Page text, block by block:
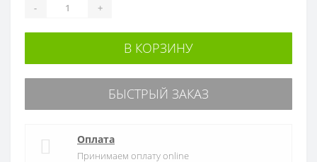
- +
В КОРЗИНУ
БЫСТРЫЙ ЗАКАЗ
Оплата
Принимаем оплату online